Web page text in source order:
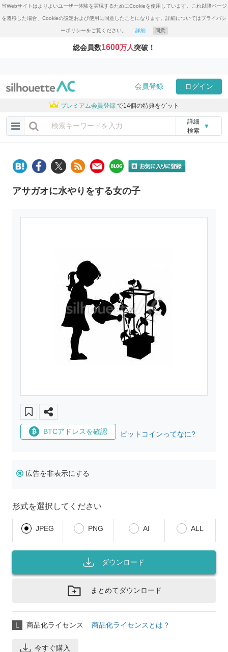
当Webサイトはよりよいユーザー体験を実現するためにCookieを使用しています。これ以降ページ
を遷移した場合、Cookieの設定および使用に同意したことになります。詳細についてはプライバシ
ーポリシーをご覧ください。 詳細 同意
総会員数1600万人突破！
会員登録 ログイン
プレミアム会員登録 で14個の特典をゲット
詳細
検索
▼
アサガオに水やりをする女の子
BTCアドレスを確認 ビットコインってなに?
広告を非表示にする
形式を選択してください
JPEG PNG AI ALL
ダウンロード
まとめてダウンロード
L 商品化ライセンス 商品化ライセンスとは？
今すぐ購入